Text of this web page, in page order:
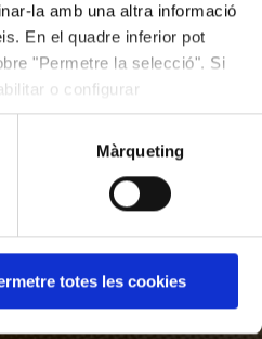
la amb una altra informació
En el quadre inferior pot
"Permetre la selecció". Si
o configurar
Màrqueting
totes les cookies